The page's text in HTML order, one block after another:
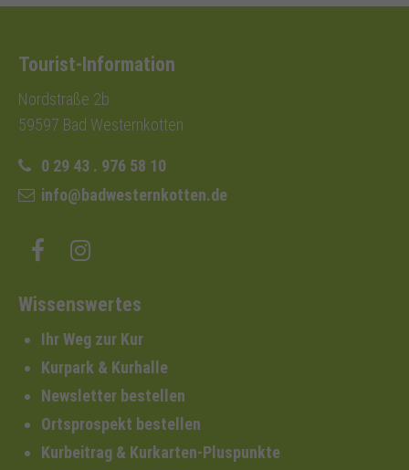
Tourist-Information
Nordstraße 2b
59597 Bad Westernkotten
0 29 43 . 976 58 10
info@badwesternkotten.de
Wissenswertes
Ihr Weg zur Kur
Kurpark & Kurhalle
Newsletter bestellen
Ortsprospekt bestellen
Kurbeitrag & Kurkarten-Pluspunkte